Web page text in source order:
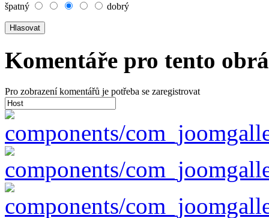
špatný dobrý
Komentáře pro tento
Pro zobrazení komentářů je potřeba se zaregistrovat